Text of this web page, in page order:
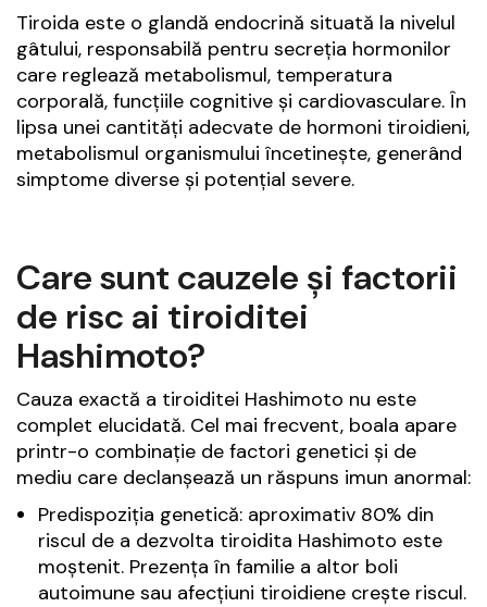
Tiroida este o glandă endocrină situată la nivelul
gâtului, responsabilă pentru secreția hormonilor
care reglează metabolismul, temperatura
corporală, funcțiile cognitive și cardiovasculare. În
lipsa unei cantități adecvate de hormoni tiroidieni,
metabolismul organismului încetinește, generând
simptome diverse și potențial severe.
Care sunt cauzele și factorii
de risc ai tiroiditei
Hashimoto?
Cauza exactă a tiroiditei Hashimoto nu este
complet elucidată. Cel mai frecvent, boala apare
printr-o combinație de factori genetici și de
mediu care declanșează un răspuns imun anormal:
Predispoziția genetică: aproximativ 80% din
riscul de a dezvolta tiroidita Hashimoto este
moștenit. Prezența în familie a altor boli
autoimune sau afecțiuni tiroidiene crește riscul.